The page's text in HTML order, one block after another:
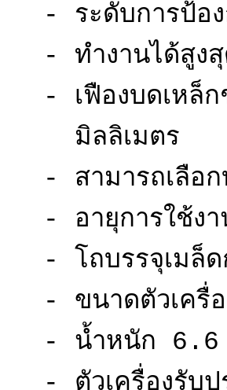
- ระดับการป้อ
- ทำงานได้สูง
- เฟืองบดเหล็
มิลลิเมตร
- สามารถเลือ
- อายุการใช้ง
- โถบรรจุเมล็
- ขนาดตัวเค
- น้ำหนัก 6.6
- ตัวเครื่องรับ